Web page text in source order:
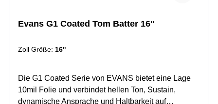
Evans G1 Coated Tom Batter 16"
Zoll Größe: 16"
Die G1 Coated Serie von EVANS bietet eine Lage
10mil Folie und verbindet hellen Ton, Sustain,
dynamische Ansprache und Haltbarkeit auf